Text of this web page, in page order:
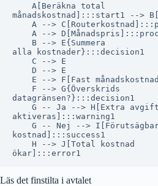
    A[Beräkna total
månadskostnad]:::start1 -->
A -->
A -->
    B --> E{Summera
alla kostnader}:::decision1
    C --> E
    D --> E
E --> F[Fast
    F --> G{Överskrids
datagränsen?}:::decision1
G -- Ja --> H[Extra
aktiveras]:::warning1
G -- Nej -->
kostnad]:::success1
    H --> J[Total kostnad
Läs det finstilta i avtalet